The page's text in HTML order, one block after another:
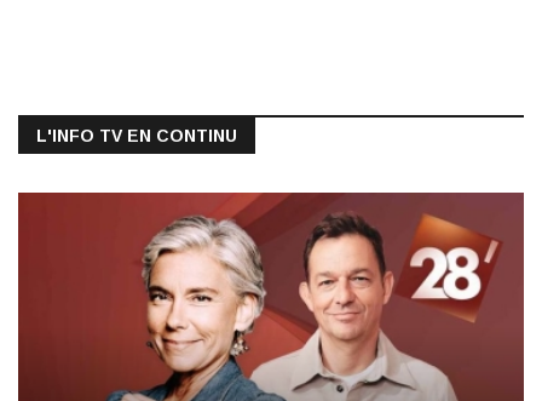
L'INFO TV EN CONTINU